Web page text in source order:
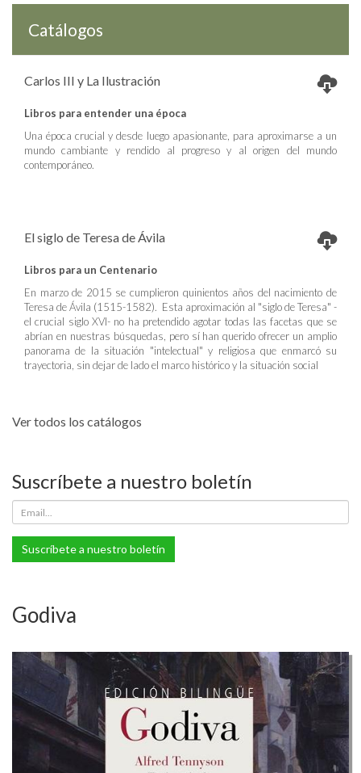
Catálogos
Carlos III y La Ilustración
Libros para entender una época
Una época crucial y desde luego apasionante, para aproximarse a un
mundo cambiante y rendido al progreso y al origen del mundo
contemporáneo.
El siglo de Teresa de Ávila
Libros para un Centenario
En marzo de 2015 se cumplieron quinientos años del nacimiento de
Teresa de Ávila (1515-1582). Esta aproximación al "siglo de Teresa" -
el crucial siglo XVI- no ha pretendido agotar todas las facetas que se
abrían en nuestras búsquedas, pero sí han querido ofrecer un amplio
panorama de la situación "intelectual" y religiosa que enmarcó su
trayectoria, sin dejar de lado el marco histórico y la situación social
Ver todos los catálogos
Suscríbete a nuestro boletín
Suscríbete a nuestro boletín
Godiva